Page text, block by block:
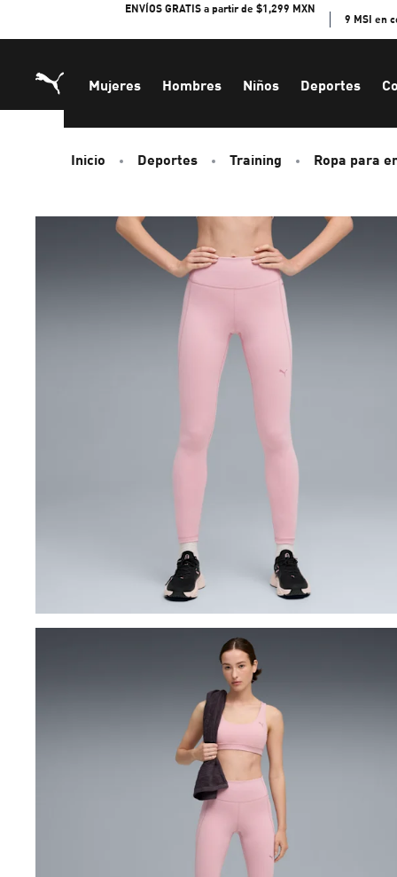
ENVÍOS GRATIS a partir de $1,299 MXN
9 MSI en
Mujeres Hombres Niños Deportes
Inicio Deportes Training Ropa para